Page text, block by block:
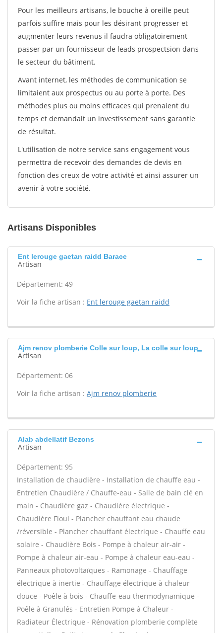
Pour les meilleurs artisans, le bouche à oreille peut
parfois suffire mais pour les désirant progresser et
augmenter leurs revenus il faudra obligatoirement
passer par un fournisseur de leads prospectsion dans
le secteur du bâtiment.
Avant internet, les méthodes de communication se
limitaient aux prospectus ou au porte à porte. Des
méthodes plus ou moins efficaces qui prenaient du
temps et demandait un investissement sans garantie
de résultat.
L'utilisation de notre service sans engagement vous
permettra de recevoir des demandes de devis en
fonction des creux de votre activité et ainsi assurer un
avenir à votre société.
Artisans Disponibles
Ent lerouge gaetan raidd Barace
Artisan
Département: 49
Voir la fiche artisan : Ent lerouge gaetan raidd
Ajm renov plomberie Colle sur loup, La colle sur loup
Artisan
Département: 06
Voir la fiche artisan : Ajm renov plomberie
Alab abdellatif Bezons
Artisan
Département: 95
Installation de chaudière - Installation de chauffe eau -
Entretien Chaudière / Chauffe-eau - Salle de bain clé en
main - Chaudière gaz - Chaudière électrique -
Chaudière Fioul - Plancher chauffant eau chaude
/réversible - Plancher chauffant électrique - Chauffe eau
solaire - Chaudière Bois - Pompe à chaleur air-air -
Pompe à chaleur air-eau - Pompe à chaleur eau-eau -
Panneaux photovoltaïques - Ramonage - Chauffage
électrique à inertie - Chauffage électrique à chaleur
douce - Poêle à bois - Chauffe-eau thermodynamique -
Poêle à Granulés - Entretien Pompe à Chaleur -
Radiateur Électrique - Rénovation plomberie complète